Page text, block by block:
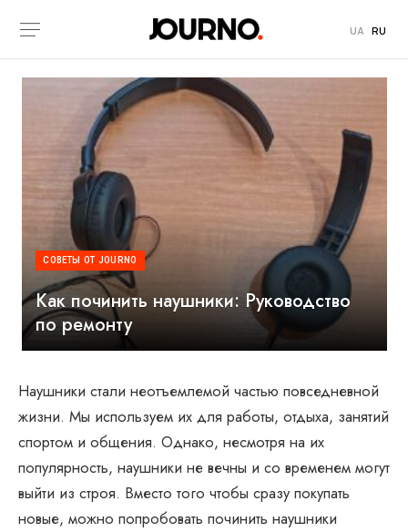
UA RU
СОВЕТЫ ОТ JOURNO
Как починить наушники: Руководство
по ремонту
Наушники стали неотъемлемой частью повседневной
жизни. Мы используем их для работы, отдыха, занятий
спортом и общения. Однако, несмотря на их
популярность, наушники не вечны и со временем могут
выйти из строя. Вместо того чтобы сразу покупать
новые, можно попробовать починить наушники